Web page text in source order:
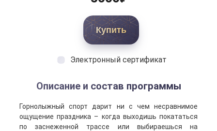
Купить
Электронный сертификат
Описание и состав программы
Горнолыжный спорт дарит ни с чем несравнимое
ощущение праздника – когда выходишь покататься
по заснеженной трассе или выбираешься на